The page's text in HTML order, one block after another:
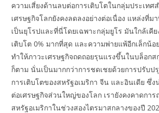
ความเสี่ยงด้านลบต่อการเติบโตในกลุ่มประเท
เศรษฐกิจโลกยังคงลดลงอย่างต่อเนื่อง แหล่งที่ม
เป็นยุโรปและที่นี่โดยเฉพาะกลุ่มยูโร มันใกล้เคี
เติบโต 0% มากที่สุด และความพ่ายแพ้อีกเล็กน้อ
ทำให้ภาวะเศรษฐกิจถดถอยรุนแรงขึ้นในบล็อกส
ก็ตาม นั่นเป็นมากกว่าการชดเชยด้วยการปรับป
การเติบโตของสหรัฐอเมริกา จีน และอินเดีย ซึ่ง
ต่อเศรษฐกิจส่วนใหญ่ของโลก เรายังคงคาดกา
สหรัฐอเมริกาในช่วงสองไตรมาสกลางของปี